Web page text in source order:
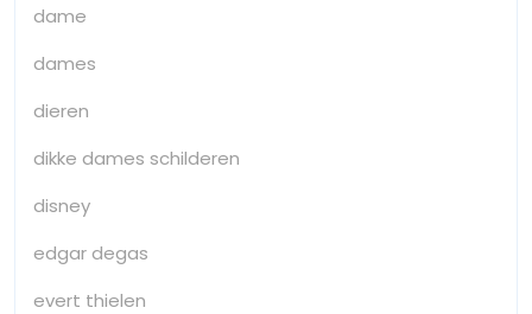
dame
dames
dieren
dikke dames schilderen
disney
edgar degas
evert thielen